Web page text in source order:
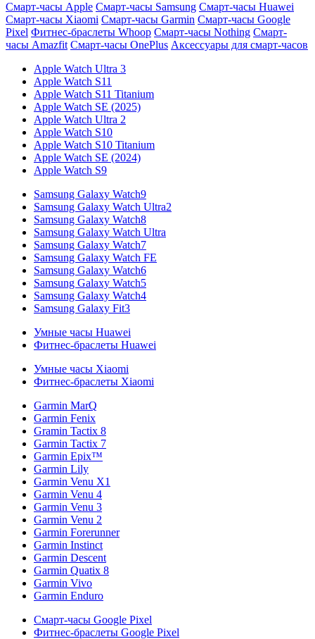
Смарт-часы Apple Смарт-часы Samsung Смарт-часы Huawei
Смарт-часы Xiaomi Смарт-часы Garmin Смарт-часы Google
Pixel Фитнес-браслеты Whoop Смарт-часы Nothing Смарт-
часы Amazfit Смарт-часы OnePlus Аксессуары для смарт-часов
Apple Watch Ultra 3
Apple Watch S11
Apple Watch S11 Titanium
Apple Watch SE (2025)
Apple Watch Ultra 2
Apple Watch S10
Apple Watch S10 Titanium
Apple Watch SE (2024)
Apple Watch S9
Samsung Galaxy Watch9
Samsung Galaxy Watch Ultra2
Samsung Galaxy Watch8
Samsung Galaxy Watch Ultra
Samsung Galaxy Watch7
Samsung Galaxy Watch FE
Samsung Galaxy Watch6
Samsung Galaxy Watch5
Samsung Galaxy Watch4
Samsung Galaxy Fit3
Умные часы Huawei
Фитнес-браслеты Huawei
Умные часы Xiaomi
Фитнес-браслеты Xiaomi
Garmin MarQ
Garmin Fenix
Gramin Tactix 8
Garmin Tactix 7
Garmin Epix™
Garmin Lily
Garmin Venu X1
Garmin Venu 4
Garmin Venu 3
Garmin Venu 2
Garmin Forerunner
Garmin Instinct
Garmin Descent
Garmin Quatix 8
Garmin Vivo
Garmin Enduro
Смарт-часы Google Pixel
Фитнес-браслеты Google Pixel